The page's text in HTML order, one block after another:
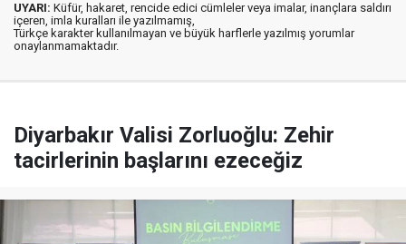
UYARI: Küfür, hakaret, rencide edici cümleler veya imalar, inançlara saldırı
içeren, imla kuralları ile yazılmamış,
Türkçe karakter kullanılmayan ve büyük harflerle yazılmış yorumlar
onaylanmamaktadır.
Diyarbakır Valisi Zorluoğlu: Zehir
tacirlerinin başlarını ezeceğiz